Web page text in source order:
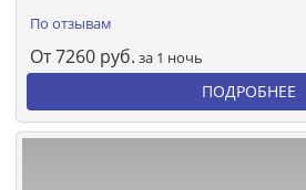
По отзывам
От7260 руб. за 1 ночь
ПОДРОБНЕЕ